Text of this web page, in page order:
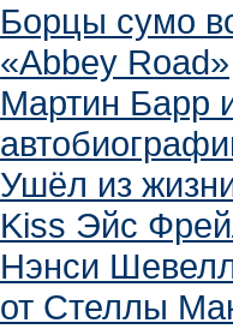
Борцы сумо
«Abbey Road»
Мартин Барр
Ушёл из
Kiss Эйс
Нэнси
от Стеллы